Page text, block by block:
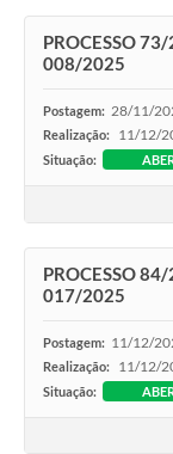
PROCESSO
008/2025
Postagem: 28/11/
Realização: 11/12/
Situação:
PROCESSO
017/2025
Postagem: 11/12/
Realização: 11/12/
Situação: